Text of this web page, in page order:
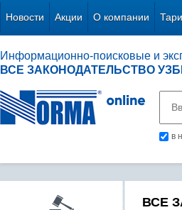
Новости Акции О компании
Информационно-поисковые и
ВСЕ ЗАКОНОДАТЕЛЬСТВО
в
ВСЕ